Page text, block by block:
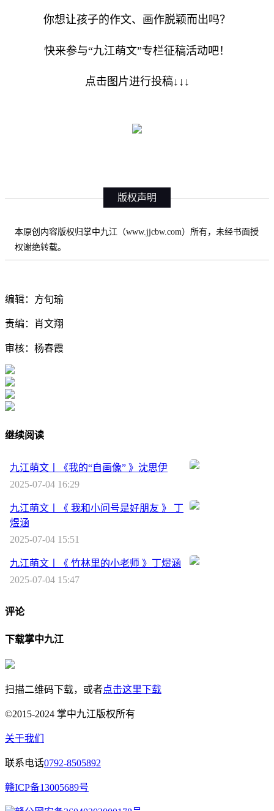
你想让孩子的作文、画作脱颖而出吗？
快来参与“九江萌文”专栏征稿活动吧！
点击图片进行投稿↓↓↓
版权声明
本原创内容版权归掌中九江（www.jjcbw.com）所有，未经书面授
权谢绝转载。
编辑：方旬瑜
责编：肖文翔
审核：杨春霞
继续阅读
九江萌文丨《我的“自画像” 》沈思伊
2025-07-04 16:29
九江萌文丨《 我和小问号是好朋友 》 丁
煜涵
2025-07-04 15:51
九江萌文丨《 竹林里的小老师 》丁煜涵
2025-07-04 15:47
评论
下载掌中九江
扫描二维码下载，或者点击这里下载
©2015-2024 掌中九江版权所有
关于我们
联系电话0792-8505892
赣ICP备13005689号